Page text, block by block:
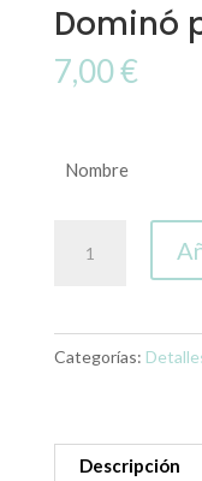
Dominó
7,00€
Nombre
personalizado
Categorías:
Descripción